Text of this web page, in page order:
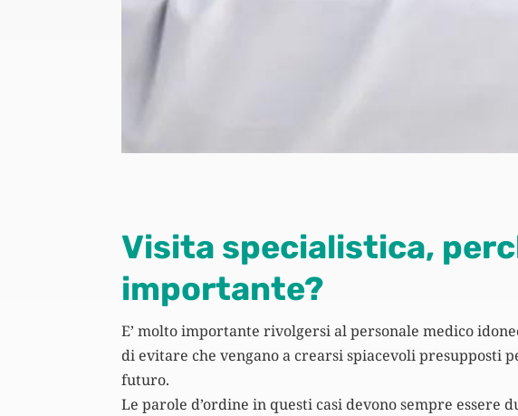
Visita specialistica,
importante?
E’ molto importante rivolgersi al personale medico
di evitare che vengano a crearsi spiacevoli presupposti
futuro.
Le parole d’ordine in questi casi devono sempre essere